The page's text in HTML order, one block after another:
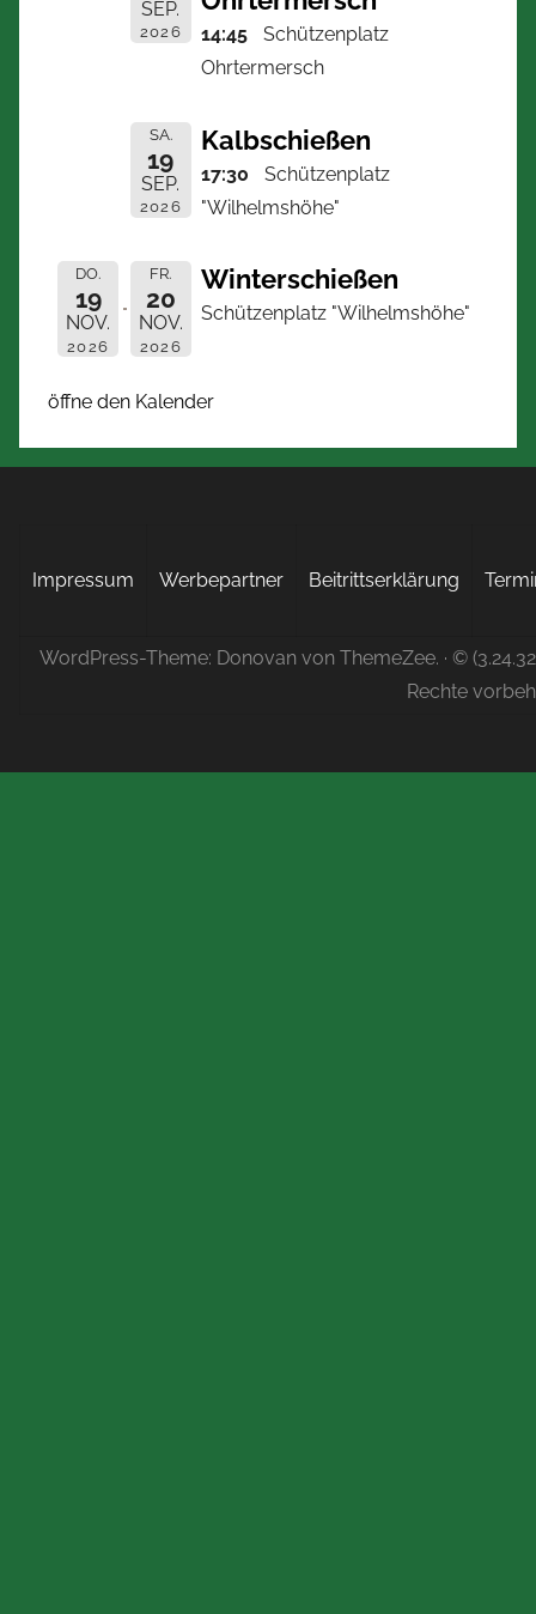
SEP.
2026 14:45
Schützenplatz
Ohrtermersch
SA.
19
SEP.
2026
Kalbschießen
17:30
Schützenplatz
"Wilhelmshöhe"
DO.
19
NOV.
2026
FR.
20
NOV.
2026
Winterschießen
Schützenplatz "Wilhelmshöhe"
öffne den Kalender
Impressum Werbepartner Beitrittserklärung
WordPress-Theme: Donovan von ThemeZee. · ©
Rechte